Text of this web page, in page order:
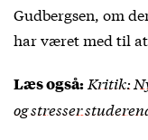
Gudbergsen, om
har været med til
Læs også: Kritik:
og stresser